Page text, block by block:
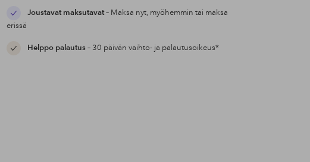
Joustavat maksutavat– Maksa nyt, myöhemmin tai maksa
erissä
Helppo palautus– 30 päivän vaihto- ja palautusoikeus*